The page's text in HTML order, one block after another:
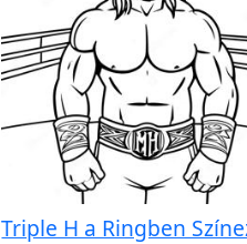
Triple H a Ringben